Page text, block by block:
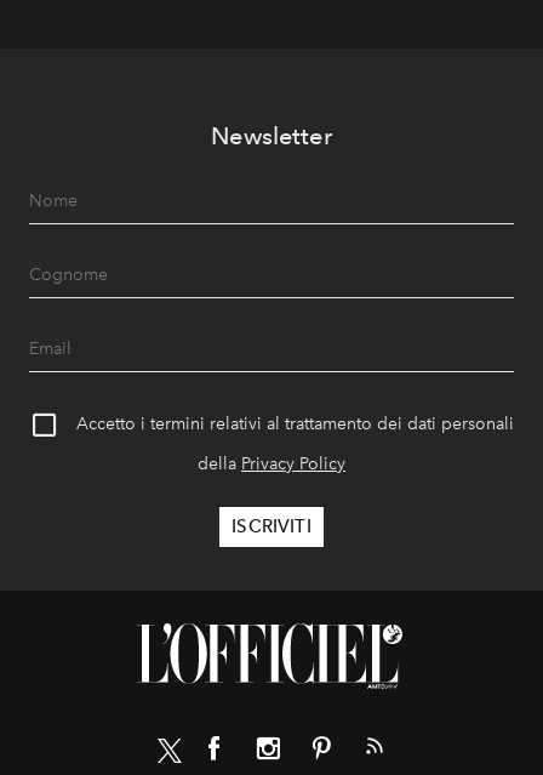
Newsletter
Accetto i termini relativi al trattamento dei dati personali
della Privacy Policy